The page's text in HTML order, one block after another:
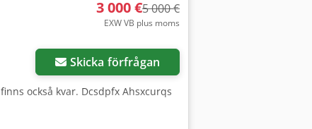
3 000 €5 000 €
EXW VB plus moms
Skicka förfrågan
också kvar. Dcsdpfx Ahsxcurqs